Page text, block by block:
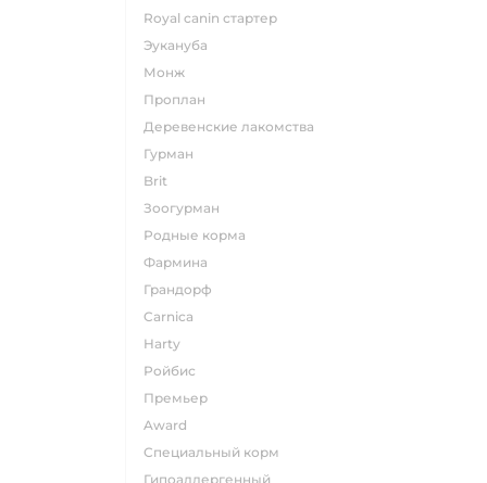
Royal canin стартер
эукануба
монж
проплан
деревенские лакомства
гурман
brit
зоогурман
родные корма
фармина
грандорф
carnica
harty
ройбис
премьер
award
специальный корм
гипоаллергенный